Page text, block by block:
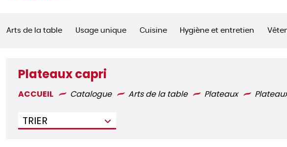
Arts de la table Usage unique Cuisine Hygiène et entretien
Plateaux capri
ACCUEIL Catalogue Arts de la table Plateaux
TRIER